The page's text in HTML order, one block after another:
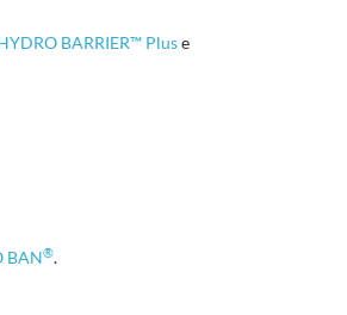
BARRIER™ Pluse
BAN®.